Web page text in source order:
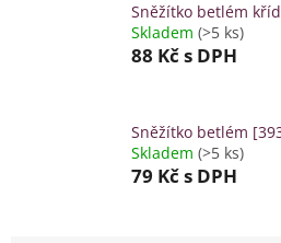
Sněžítko betlém
Skladem (>5 ks)
88 Kčs DPH
Sněžítko betlém
Skladem (>5 ks)
79 Kčs DPH